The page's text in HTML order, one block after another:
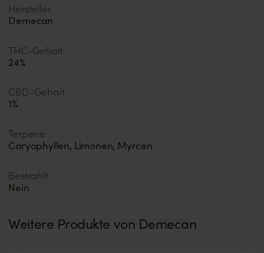
Hersteller
Demecan
THC-Gehalt
24%
CBD-Gehalt
1%
Terpene
Caryophyllen, Limonen, Myrcen
Bestrahlt
Nein
Weitere Produkte von Demecan